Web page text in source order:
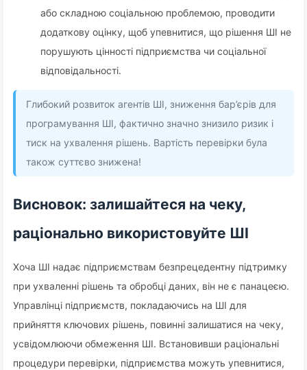
або складною соціальною проблемою, проводити
додаткову оцінку, щоб упевнитися, що рішення ШІ не
порушують цінності підприємства чи соціальної
відповідальності.
Глибокий розвиток агентів ШІ, зниження бар’єрів для
програмування ШІ, фактично значно знизило ризик і
тиск на ухвалення рішень. Вартість перевірки була
також суттєво знижена!
Висновок: залишайтеся на чеку,
раціонально використовуйте ШІ
Хоча ШІ надає підприємствам безпрецедентну підтримку
при ухваленні рішень та обробці даних, він не є панацеєю.
Управлінці підприємств, покладаючись на ШІ для
прийняття ключових рішень, повинні залишатися на чеку,
усвідомлюючи обмеження ШІ. Встановивши раціональні
процедури перевірки, підприємства можуть упевнитися,